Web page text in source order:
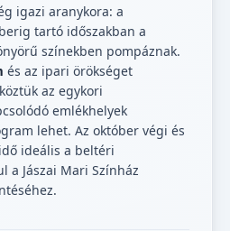
igazi aranykora: a
tartó időszakban a
színekben pompáznak.
és az ipari örökséget
az egykori
emlékhelyek
lehet. Az október végi és
ideális a beltéri
a Jászai Mari Színház